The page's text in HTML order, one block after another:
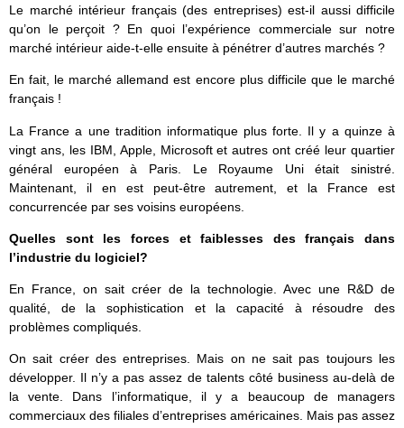
Le marché intérieur français (des entreprises) est-il aussi difficile
qu’on le perçoit ? En quoi l’expérience commerciale sur notre
marché intérieur aide-t-elle ensuite à pénétrer d’autres marchés ?
En fait, le marché allemand est encore plus difficile que le marché
français !
La France a une tradition informatique plus forte. Il y a quinze à
vingt ans, les IBM, Apple, Microsoft et autres ont créé leur quartier
général européen à Paris. Le Royaume Uni était sinistré.
Maintenant, il en est peut-être autrement, et la France est
concurrencée par ses voisins européens.
Quelles sont les forces et faiblesses des français dans
l’industrie du logiciel?
En France, on sait créer de la technologie. Avec une R&D de
qualité, de la sophistication et la capacité à résoudre des
problèmes compliqués.
On sait créer des entreprises. Mais on ne sait pas toujours les
développer. Il n’y a pas assez de talents côté business au-delà de
la vente. Dans l’informatique, il y a beaucoup de managers
commerciaux des filiales d’entreprises américaines. Mais pas assez